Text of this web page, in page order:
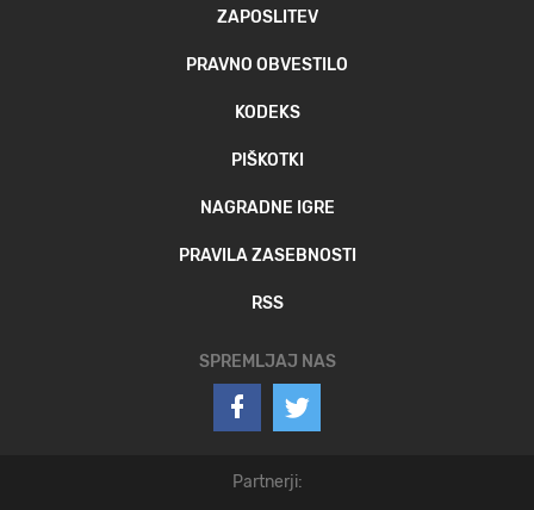
ZAPOSLITEV
PRAVNO OBVESTILO
KODEKS
PIŠKOTKI
NAGRADNE IGRE
PRAVILA ZASEBNOSTI
RSS
SPREMLJAJ NAS
Partnerji: